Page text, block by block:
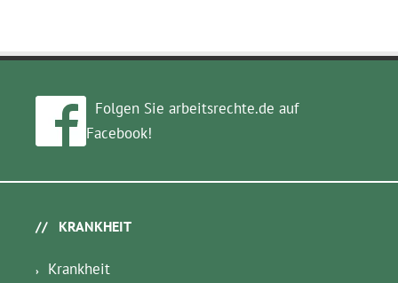
Folgen Sie arbeitsrechte.de auf
Facebook!
KRANKHEIT
Krankheit